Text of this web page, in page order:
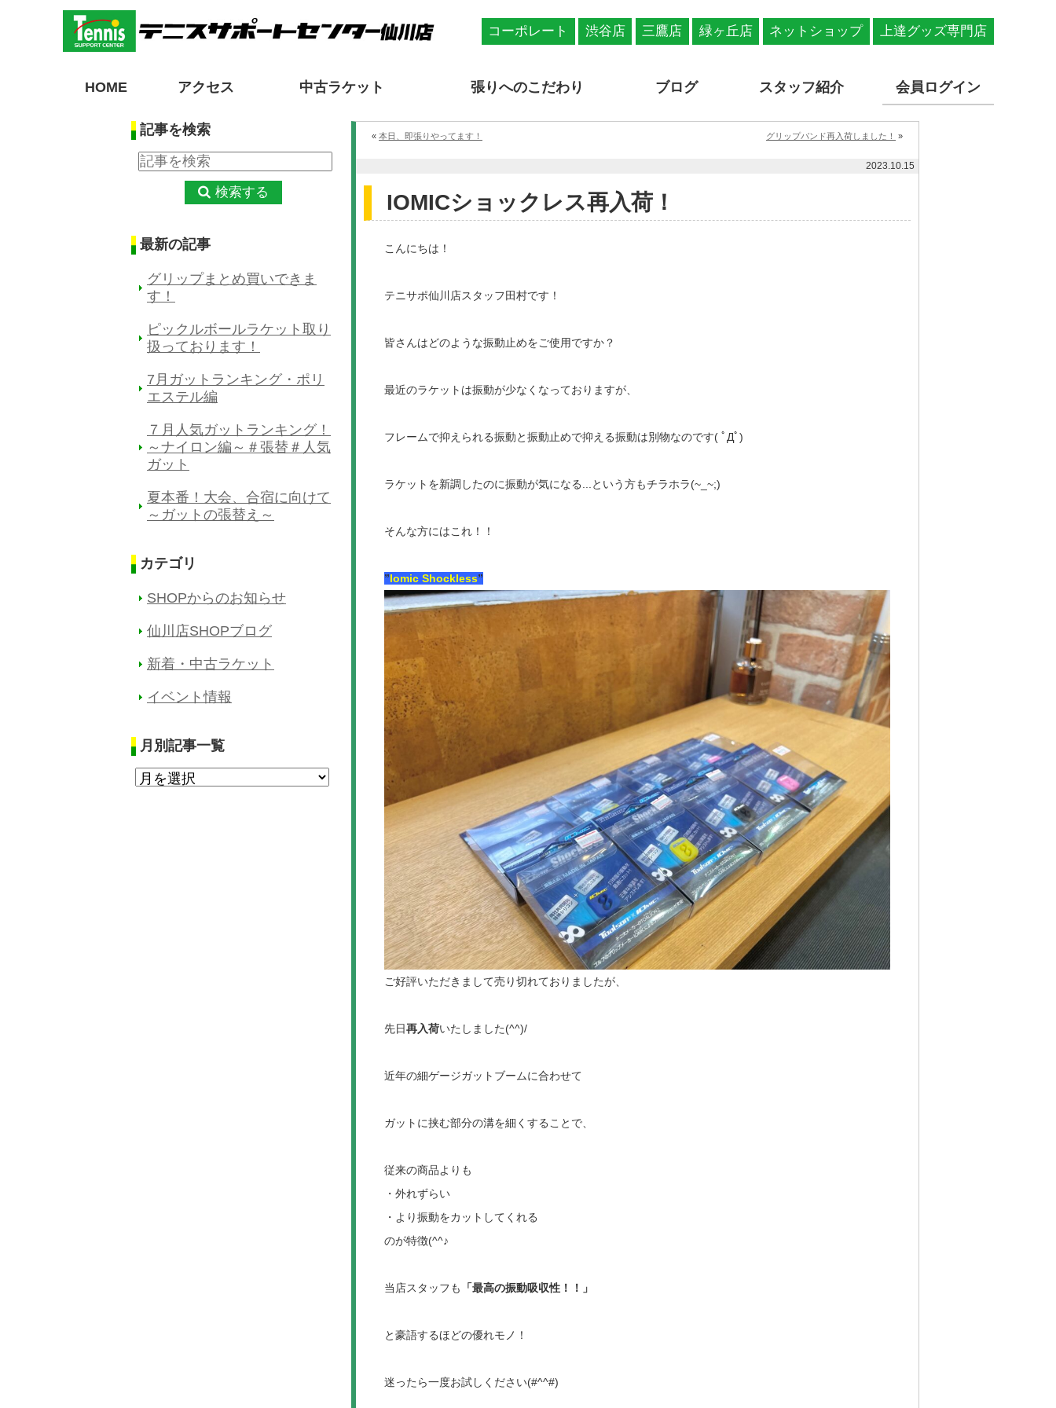
コーポレート 渋谷店 三鷹店 緑ヶ丘店 ネットショップ 上達グッズ専門店
HOME アクセス 中古ラケット 張りへのこだわり ブログ スタッフ紹介 会員ログイン
記事を検索
検索する
最新の記事
グリップまとめ買いできま
す！
ピックルボールラケット取り
扱っております！
7月ガットランキング・ポリ
エステル編
７月人気ガットランキング！
～ナイロン編～＃張替＃人気
ガット
夏本番！大会、合宿に向けて
～ガットの張替え～
カテゴリ
SHOPからのお知らせ
仙川店SHOPブログ
新着・中古ラケット
イベント情報
月別記事一覧
« 本日、即張りやってます！ グリップバンド再入荷しました！ »
2023.10.15
IOMICショックレス再入荷！
こんにちは！
テニサポ仙川店スタッフ田村です！
皆さんはどのような振動止めをご使用ですか？
最近のラケットは振動が少なくなっておりますが、
フレームで抑えられる振動と振動止めで抑える振動は別物なのです( ﾟДﾟ)
ラケットを新調したのに振動が気になる...という方もチラホラ(~_~;)
そんな方にはこれ！！
”Iomic Shockless”
ご好評いただきまして売り切れておりましたが、
先日再入荷いたしました(^^)/
近年の細ゲージガットブームに合わせて
ガットに挟む部分の溝を細くすることで、
従来の商品よりも
・外れずらい
・より振動をカットしてくれる
のが特徴(^^♪
当店スタッフも 「最高の振動吸収性！！」
と豪語するほどの優れモノ！
迷ったら一度お試しください(#^^#)